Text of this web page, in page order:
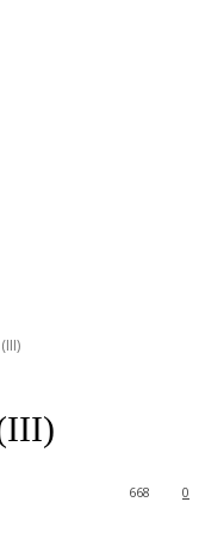
0
668